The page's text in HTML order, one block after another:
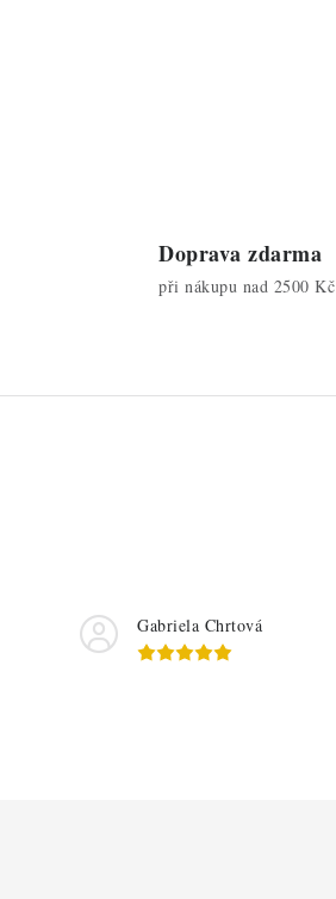
Doprava zdarma
při nákupu nad 2500 Kč
Gabriela Chrtová